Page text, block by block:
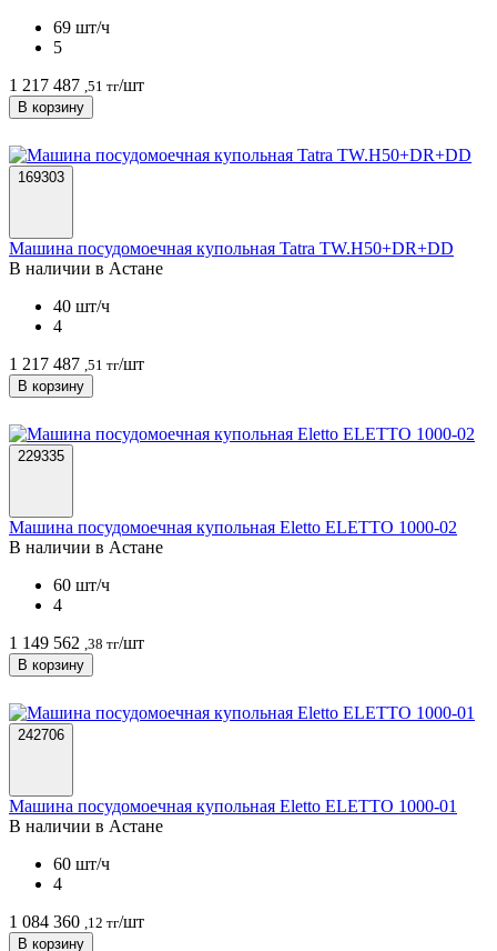
69 шт/ч
5
1 217 487 ,51 тг/шт
В корзину
169303
Машина посудомоечная купольная Tatra TW.H50+DR+DD
В наличии в Астанe
40 шт/ч
4
1 217 487 ,51 тг/шт
В корзину
229335
Машина посудомоечная купольная Eletto ELETTO 1000-02
В наличии в Астанe
60 шт/ч
4
1 149 562 ,38 тг/шт
В корзину
242706
Машина посудомоечная купольная Eletto ELETTO 1000-01
В наличии в Астанe
60 шт/ч
4
1 084 360 ,12 тг/шт
В корзину